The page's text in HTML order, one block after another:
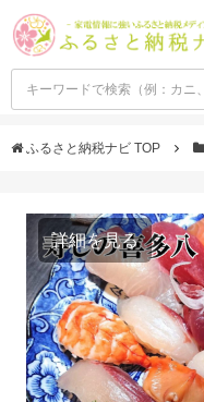
ふるさと納税ナビ TOP
詳細を見る